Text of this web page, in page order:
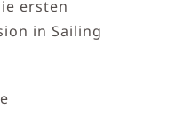
ersten
in Sailing